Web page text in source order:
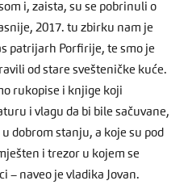
i, zaista, su se pobrinuli o
2017. tu zbirku nam je
patrijarh Porfirije, te smo je
od stare svešteničke kuće.
rukopise i knjige koji
i vlagu da bi bile sačuvane,
dobrom stanju, a koje su pod
i trezor u kojem se
– naveo je vladika Jovan.